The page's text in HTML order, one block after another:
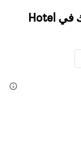
اعثر على نتائج أفضل لإقامتك في Hotel